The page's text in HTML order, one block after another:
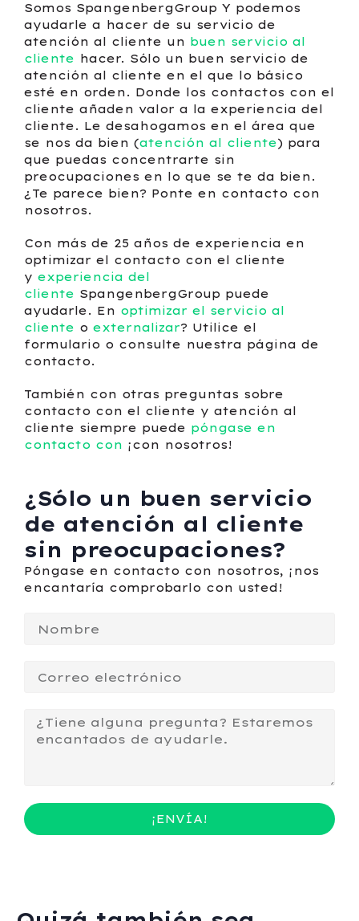
Somos SpangenbergGroup Y podemos
ayudarle a hacer de su servicio de
atención al cliente un buen servicio al
cliente hacer. Sólo un buen servicio de
atención al cliente en el que lo básico
esté en orden. Donde los contactos con el
cliente añaden valor a la experiencia del
cliente. Le desahogamos en el área que
se nos da bien (atención al cliente) para
que puedas concentrarte sin
preocupaciones en lo que se te da bien.
¿Te parece bien? Ponte en contacto con
nosotros.
Con más de 25 años de experiencia en
optimizar el contacto con el cliente
y experiencia del
cliente SpangenbergGroup puede
ayudarle. En optimizar el servicio al
cliente o externalizar? Utilice el
formulario o consulte nuestra página de
contacto.
También con otras preguntas sobre
contacto con el cliente y atención al
cliente siempre puede póngase en
contacto con ¡con nosotros!
¿Sólo un buen servicio
de atención al cliente
sin preocupaciones?
Póngase en contacto con nosotros, ¡nos
encantaría comprobarlo con usted!
¡ENVÍA!